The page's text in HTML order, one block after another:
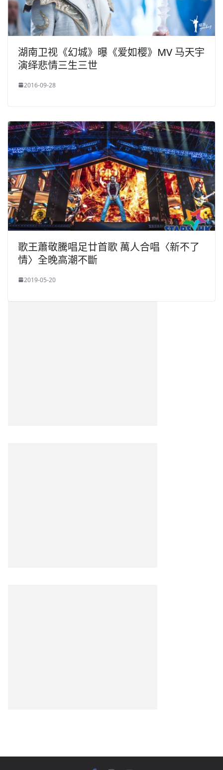
湖南卫视《幻城》曝《爱如樱》MV 马天宇
演绎悲情三生三世
2016-09-28
歌王蕭敬騰唱足廿首歌 萬人合唱〈新不了
情〉全晚高潮不斷
2019-05-20